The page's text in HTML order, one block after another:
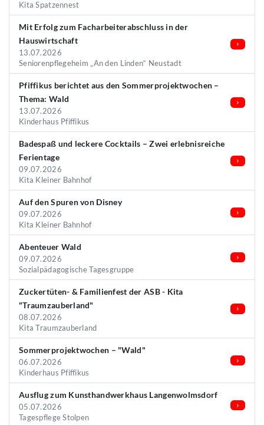
Kita Spatzennest
Mit Erfolg zum Facharbeiterabschluss in der
Hauswirtschaft
13.07.2026
Seniorenpflegeheim „An den Linden“ Neustadt
Pfiffikus berichtet aus den Sommerprojektwochen –
Thema: Wald
13.07.2026
Kinderhaus Pfiffikus
Badespaß und leckere Cocktails – Zwei erlebnisreiche
Ferientage
09.07.2026
Kita Kleiner Bahnhof
Auf den Spuren von Disney
09.07.2026
Kita Kleiner Bahnhof
Abenteuer Wald
09.07.2026
Sozialpädagogische Tagesgruppe
Zuckertüten- & Familienfest der ASB - Kita
"Traumzauberland"
08.07.2026
Kita Traumzauberland
Sommerprojektwochen – "Wald"
06.07.2026
Kinderhaus Pfiffikus
Ausflug zum Kunsthandwerkhaus Langenwolmsdorf
05.07.2026
Tagespflege Stolpen